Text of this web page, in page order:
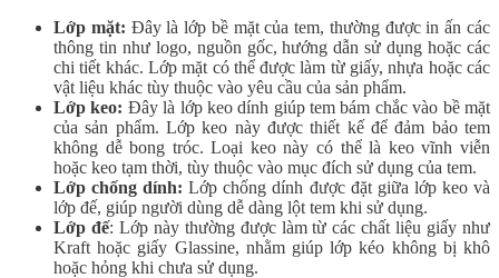
Lớp mặt: Đây là lớp bề mặt của tem, thường được in ấn các
thông tin như logo, nguồn gốc, hướng dẫn sử dụng hoặc các
chi tiết khác. Lớp mặt có thể được làm từ giấy, nhựa hoặc các
vật liệu khác tùy thuộc vào yêu cầu của sản phẩm.
Lớp keo: Đây là lớp keo dính giúp tem bám chắc vào bề mặt
của sản phẩm. Lớp keo này được thiết kế để đảm bảo tem
không dễ bong tróc. Loại keo này có thể là keo vĩnh viễn
hoặc keo tạm thời, tùy thuộc vào mục đích sử dụng của tem.
Lớp chống dính: Lớp chống dính được đặt giữa lớp keo và
lớp đế, giúp người dùng dễ dàng lột tem khi sử dụng.
Lớp đế: Lớp này thường được làm từ các chất liệu giấy như
Kraft hoặc giấy Glassine, nhằm giúp lớp kéo không bị khô
hoặc hỏng khi chưa sử dụng.